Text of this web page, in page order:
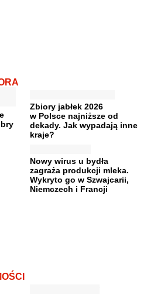
Zbiory jabłek 2026
w Polsce najniższe od
dekady. Jak wypadają inne
kraje?
Nowy wirus u bydła
zagraża produkcji mleka.
Wykryto go w Szwajcarii,
Niemczech i Francji